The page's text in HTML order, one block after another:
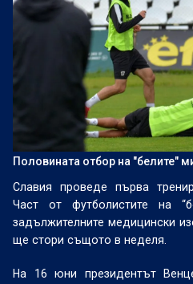
Половината отбор на "белите"
Славия проведе първа
Част от футболистите на
задължителните медицински
ще стори същото в неделя.
На 16 юни президентът